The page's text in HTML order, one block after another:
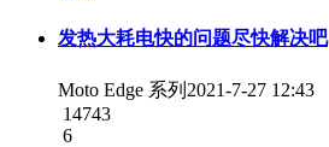
发热大耗电快的问题尽快解决吧
Moto Edge 系列 2021-7-27 12:43
14743
6